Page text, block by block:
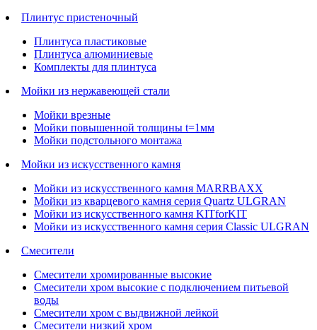
Плинтус пристеночный
Плинтуса пластиковые
Плинтуса алюминиевые
Комплекты для плинтуса
Мойки из нержавеющей стали
Мойки врезные
Мойки повышенной толщины t=1мм
Мойки подстольного монтажа
Мойки из искусственного камня
Мойки из искусственного камня MARRBAXX
Мойки из кварцевого камня серия Quartz ULGRAN
Мойки из искусственного камня KITforKIT
Мойки из искусственного камня серия Classic ULGRAN
Смесители
Смесители хромированные высокие
Смесители хром высокие с подключением питьевой
воды
Смесители хром с выдвижной лейкой
Смесители низкий хром